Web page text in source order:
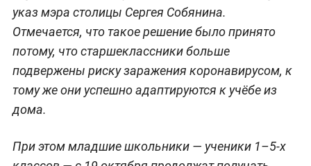
указ мэра столицы Сергея Собянина.
Отмечается, что такое решение было принято
потому, что старшеклассники больше
подвержены риску заражения коронавирусом, к
тому же они успешно адаптируются к учёбе из
дома.
При этом младшие школьники — ученики 1–5-х